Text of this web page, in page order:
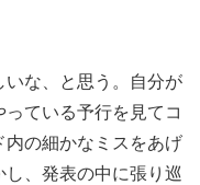
な、と思う。自分が
ている予行を見てコ
内の細かなミスをあげ
、発表の中に張り巡